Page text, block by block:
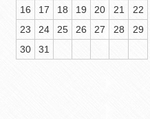
16
17 18 19 20 21
22
23
24 25 26 27 28
29
30
31